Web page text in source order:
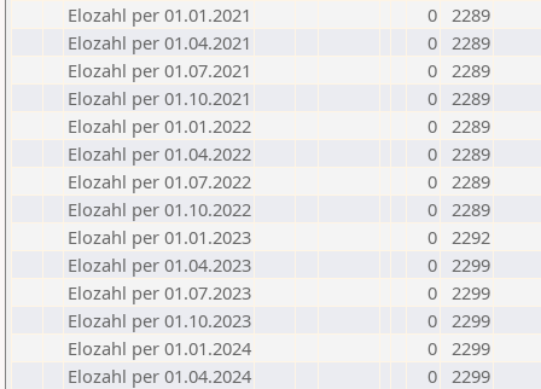
Elozahl per 01.01.2021
0 2289
Elozahl per 01.04.2021
0 2289
Elozahl per 01.07.2021
0 2289
Elozahl per 01.10.2021
0 2289
Elozahl per 01.01.2022
0 2289
Elozahl per 01.04.2022
0 2289
Elozahl per 01.07.2022
0 2289
Elozahl per 01.10.2022
0 2289
Elozahl per 01.01.2023
0 2292
Elozahl per 01.04.2023
0 2299
Elozahl per 01.07.2023
0 2299
Elozahl per 01.10.2023
0 2299
Elozahl per 01.01.2024
0 2299
Elozahl per 01.04.2024
0 2299